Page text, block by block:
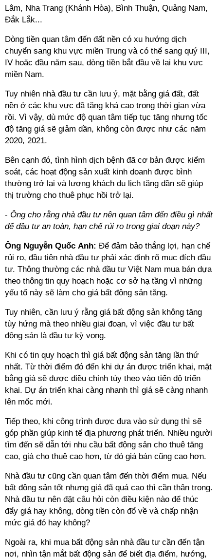
Lâm, Nha Trang (Khánh Hòa), Bình Thuận, Quảng Nam,
Đắk Lắk...
Dòng tiền quan tâm đến đất nền có xu hướng dịch
chuyển sang khu vực miền Trung và có thể sang quý III,
IV hoặc đầu năm sau, dòng tiền bắt đầu về lại khu vực
miền Nam.
Tuy nhiên nhà đầu tư cần lưu ý, mặt bằng giá đất, đất
nền ở các khu vực đã tăng khá cao trong thời gian vừa
rồi. Vì vậy, dù mức độ quan tâm tiếp tục tăng nhưng tốc
độ tăng giá sẽ giảm dần, không còn được như các năm
2020, 2021.
Bên cạnh đó, tình hình dịch bệnh đã cơ bản được kiểm
soát, các hoạt động sản xuất kinh doanh được bình
thường trở lại và lượng khách du lịch tăng dần sẽ giúp
thị trường cho thuê phục hồi trở lại.
- Ông cho rằng nhà đầu tư nên quan tâm đến điều gì nhất
để đầu tư an toàn, hạn chế rủi ro trong giai đoạn này?
Ông Nguyễn Quốc Anh: Để đảm bảo thắng lợi, hạn chế
rủi ro, đầu tiên nhà đầu tư phải xác định rõ mục đích đầu
tư. Thông thường các nhà đầu tư Việt Nam mua bán dựa
theo thông tin quy hoạch hoặc cơ sở hạ tầng vì những
yếu tố này sẽ làm cho giá bất động sản tăng.
Tuy nhiên, cần lưu ý rằng giá bất động sản không tăng
tùy hứng mà theo nhiều giai đoạn, vì việc đầu tư bất
động sản là đầu tư kỳ vọng.
Khi có tin quy hoạch thì giá bất động sản tăng lần thứ
nhất. Từ thời điểm đó đến khi dự án được triển khai, mặt
bằng giá sẽ được điều chỉnh tùy theo vào tiến độ triển
khai. Dự án triển khai càng nhanh thì giá sẽ càng nhanh
lên mốc mới.
Tiếp theo, khi công trình được đưa vào sử dụng thì sẽ
góp phần giúp kinh tế địa phương phát triển. Nhiều người
tìm đến sẽ dẫn tới nhu cầu bất động sản cho thuê tăng
cao, giá cho thuê cao hơn, từ đó giá bán cũng cao hơn.
Nhà đầu tư cũng cần quan tâm đến thời điểm mua. Nếu
bất động sản tốt nhưng giá đã quá cao thì cần thận trọng.
Nhà đầu tư nên đặt câu hỏi còn điều kiện nào để thúc
đẩy giá hay không, dòng tiền còn đổ về và chấp nhận
mức giá đó hay không?
Ngoài ra, khi mua bất động sản nhà đầu tư cần đến tận
nơi, nhìn tận mắt bất động sản để biết địa điểm, hướng,